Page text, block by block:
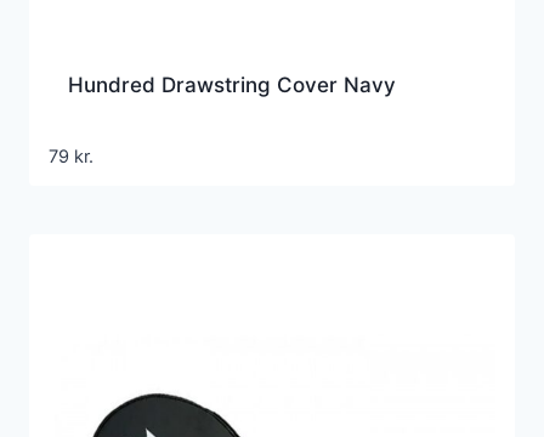
Hundred Drawstring Cover Navy
79 kr.